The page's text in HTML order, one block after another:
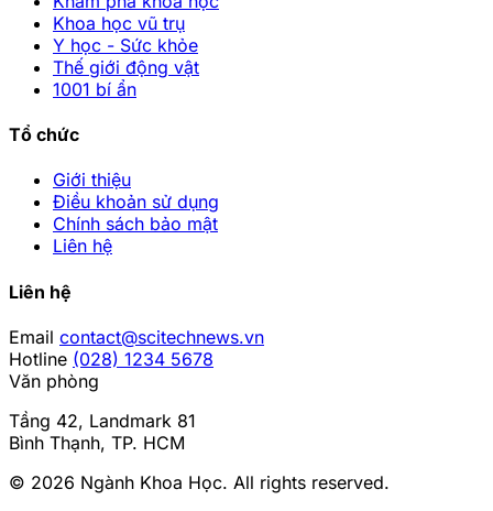
Khoa học vũ trụ
Y học - Sức khỏe
Thế giới động vật
1001 bí ẩn
Tổ chức
Giới thiệu
Điều khoản sử dụng
Chính sách bảo mật
Liên hệ
Liên hệ
Email contact@scitechnews.vn
Hotline (028) 1234 5678
Văn phòng
Tầng 42, Landmark 81
Bình Thạnh, TP. HCM
© 2026 Ngành Khoa Học. All rights reserved.